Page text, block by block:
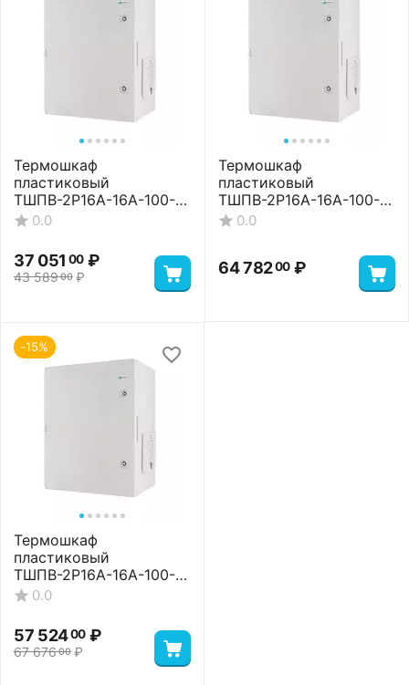
Термошкаф
пластиковый
ТШПВ-2P16A-16A-100-
65-604020 Basic
0.0
43 58900 ₽
37 051 00 ₽
Термошкаф
пластиковый
ТШПВ-2P16A-16A-100-
65-604020 Premium
0.0
64 78200 ₽
-15%
Термошкаф
пластиковый
ТШПВ-2P16A-16A-100-
65-604020 Standart
0.0
67 67600 ₽
57 52400 ₽